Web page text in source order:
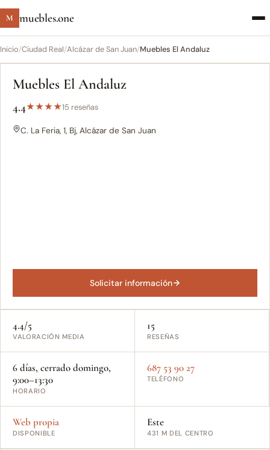
M muebles.one
Inicio/Ciudad Real/Alcázar de San Juan/Muebles El Andaluz
Muebles El Andaluz
4.4★★★★15 reseñas
C. La Feria, 1, Bj, Alcázar de San Juan
Solicitar información
4.4/5
VALORACIÓN MEDIA
15
RESEÑAS
6 días, cerrado domingo,
9:00–13:30
HORARIO
687 53 90 27
TELÉFONO
Web propia
DISPONIBLE
Este
431 M DEL CENTRO